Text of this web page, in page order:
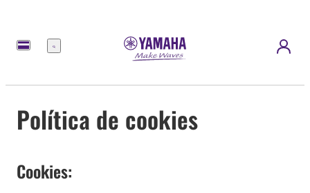
Menú
Política de cookies
Cookies: